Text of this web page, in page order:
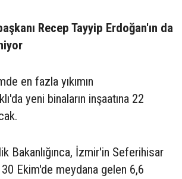
Recep Tayyip Erdoğan'ın da
en fazla yıkımın
yeni binaların inşaatına 22
Bakanlığınca, İzmir'in Seferihisar
30 Ekim'de meydana gelen 6,6